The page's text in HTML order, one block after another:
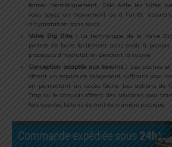
fermer hermétiquement. Cela évite les fuites
vous soyez en mouvement ou à l’arrêt,
d’hydratation sans souci.
Valve Big Bite : La technologie de la Valve
permet de boire facilement sans avoir à
processus d’hydratation pendant la course.
Conception adaptée aux besoins : Les poches
offrent un espace de rangement suffisant pour
en permettant un accès facile. Les options de
Trap ou le carquois offrent des solutions pour
tels que des bâtons de trail de manière pratique.